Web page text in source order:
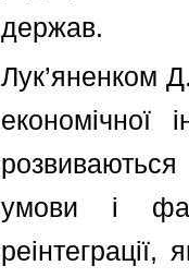
держав.
Лук’яненком
економічної
умови і